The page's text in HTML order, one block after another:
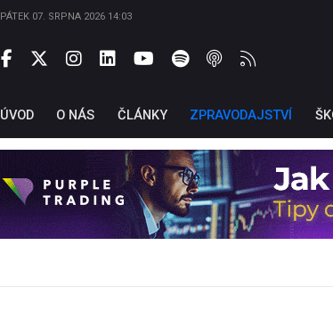
PÁTEK 07. SRPNA 2026 14:03
ÚVOD O NÁS ČLÁNKY ZPRAVODAJSTVÍ